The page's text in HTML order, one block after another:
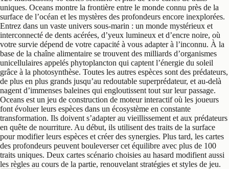
uniques. Oceans montre la frontière entre le monde connu près de la
surface de l’océan et les mystères des profondeurs encore inexplorées.
Entrez dans un vaste univers sous-marin : un monde mystérieux et
interconnecté de dents acérées, d’yeux lumineux et d’encre noire, où
votre survie dépend de votre capacité à vous adapter à l’inconnu. À la
base de la chaîne alimentaire se trouvent des milliards d’organismes
unicellulaires appelés phytoplancton qui captent l’énergie du soleil
grâce à la photosynthèse. Toutes les autres espèces sont des prédateurs,
de plus en plus grands jusqu’au redoutable superprédateur, et au-delà
nagent d’immenses baleines qui engloutissent tout sur leur passage.
Oceans est un jeu de construction de moteur interactif où les joueurs
font évoluer leurs espèces dans un écosystème en constante
transformation. Ils doivent s’adapter au vieillissement et aux prédateurs
en quête de nourriture. Au début, ils utilisent des traits de la surface
pour modifier leurs espèces et créer des synergies. Plus tard, les cartes
des profondeurs peuvent bouleverser cet équilibre avec plus de 100
traits uniques. Deux cartes scénario choisies au hasard modifient aussi
les règles au cours de la partie, renouvelant stratégies et styles de jeu.